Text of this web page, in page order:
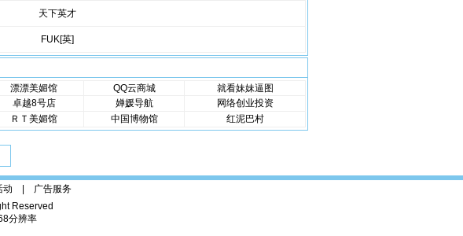
天下英才
FUK[英]
漂漂美媚馆 QQ云商城
就看妹妹逼图
卓越8号店 婵媛导航
网络创业投资
ＲＴ美媚馆 中国博物馆 红泥巴村
| 广告服务
Reserved
分辨率